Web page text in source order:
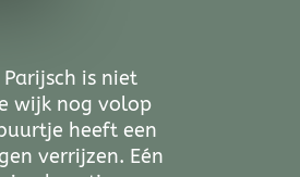
Parijsch is niet
wijk nog volop
heeft een
verrijzen. Eén